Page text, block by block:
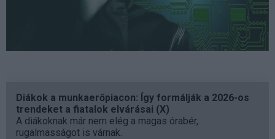
Diákok a munkaerőpiacon: Így formálják a 2026-os
trendeket a fiatalok elvárásai (X)
A diákoknak már nem elég a magas órabér,
rugalmasságot is várnak.